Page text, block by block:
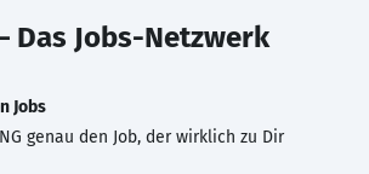
Das Jobs-Netzwerk
Jobs
genau den Job, der wirklich zu Dir